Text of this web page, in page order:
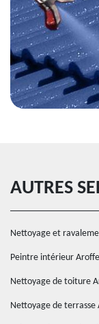
AUTRES
Nettoyage et
Peintre intérieur Aroffe
Nettoyage de toiture
Nettoyage de terrasse